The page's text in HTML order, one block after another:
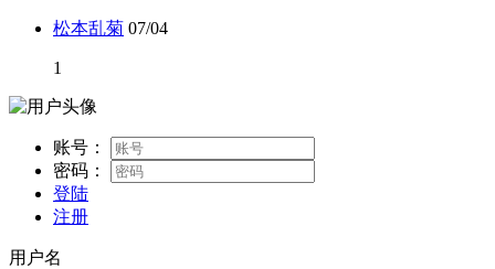
松本乱菊 07/04
1
账号：
密码：
登陆
注册
用户名